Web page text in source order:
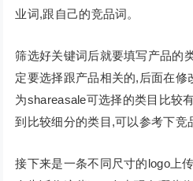
业词,跟自己的竞品词。
筛选好关键词后就要填写产品的
定要选择跟产品相关的,后面在修
为shareasale可选择的类目比较
到比较细分的类目,可以参考下竞
接下来是一条不同尺寸的logo上